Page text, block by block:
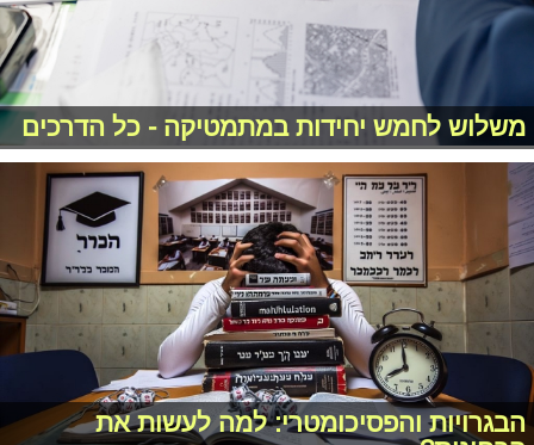
משלוש לחמש יחידות במתמטיקה - כל הדרכים
הבגרויות והפסיכומטרי: למה לעשות את